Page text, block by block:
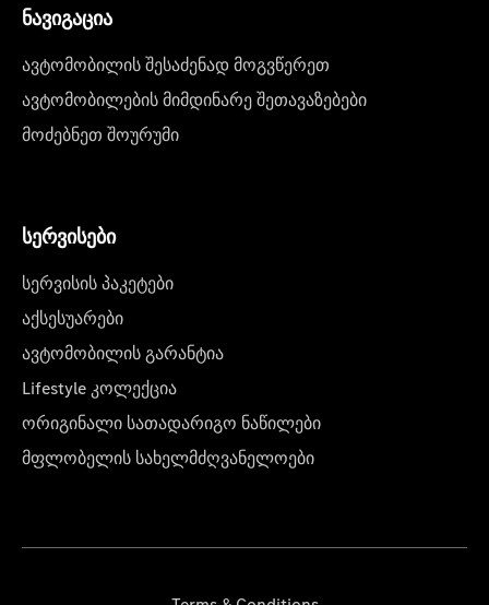
ნავიგაცია
ავტომობილის შესაძენად მოგვწერეთ
ავტომობილების მიმდინარე შეთავაზებები
მოძებნეთ შოურუმი
სერვისები
სერვისის პაკეტები
აქსესუარები
ავტომობილის გარანტია
Lifestyle კოლექცია
ორიგინალი სათადარიგო ნაწილები
მფლობელის სახელმძღვანელოები